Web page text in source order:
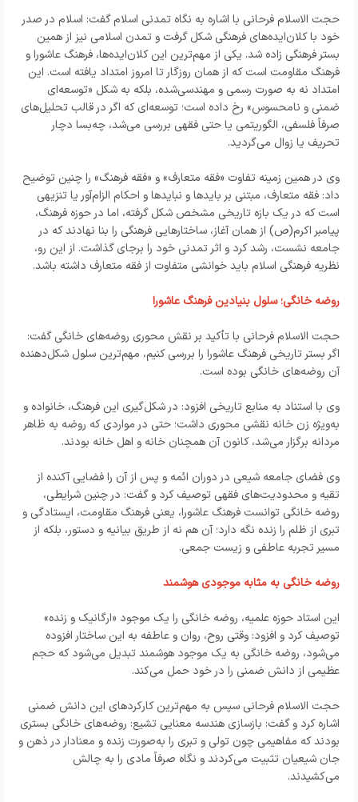
حجت الاسلام فرحانی با اشاره به نگاه تمدنی اسلام گفت: اسلام در صدر
خود با کلان‌ایده‌های فرهنگی شکل گرفت و تمدن اسلامی نیز از همین
بستر فرهنگی زاده شد. یکی از مهم‌ترین این کلان‌ایده‌ها، فرهنگ عاشورا و
فرهنگ مقاومت است که از همان روزگار تا امروز امتداد یافته است. این
امتداد نه به صورت رسمی و مهندسی‌شده، بلکه به شکل «توسعه‌ای
ضمنی و نامحسوس» رخ داده است؛ توسعه‌ای که اگر در قالب تحلیل‌های
صرفاً فلسفی، الگوریتمی یا حتی فقهی بررسی می‌شد، چه‌بسا دچار
تحریف یا زوال می‌گردید.
وی در همین زمینه تفاوت «فقه متعارف» و «فقه فرهنگ» را چنین توضیح
داد: فقه متعارف، مبتنی بر بایدها و نبایدها و احکام الزام‌آور یا تنزیهی
است که در یک بازه تاریخی مشخص شکل گرفته، اما در حوزه فرهنگ،
پیامبر اکرم(ص) از همان آغاز، ساختارهایی فرهنگی را بنا نهادند که در
جامعه نشست، رشد کرد و اثر تمدنی خود را برجای گذاشت. از این رو،
نظریه فرهنگی اسلام باید خوانشی متفاوت از فقه متعارف داشته باشد.
روضه خانگی؛ سلول بنیادین فرهنگ عاشورا
حجت الاسلام فرحانی با تأکید بر نقش محوری روضه‌های خانگی گفت:
اگر بستر تاریخی فرهنگ عاشورا را بررسی کنیم، مهم‌ترین سلول شکل‌دهنده
آن روضه‌های خانگی بوده است.
وی با استناد به منابع تاریخی افزود: در شکل‌گیری این فرهنگ، خانواده و
به‌ویژه زن خانه نقشی محوری داشت؛ حتی در مواردی که روضه به ظاهر
مردانه برگزار می‌شد، کانون آن همچنان خانه و اهل خانه بودند.
وی فضای جامعه شیعی در دوران ائمه و پس از آن را فضایی آکنده از
تقیه و محدودیت‌های فقهی توصیف کرد و گفت: در چنین شرایطی،
روضه خانگی توانست فرهنگ عاشورا، یعنی فرهنگ مقاومت، ایستادگی و
تبری از ظلم را زنده نگه دارد؛ آن هم نه از طریق بیانیه و دستور، بلکه از
مسیر تجربه عاطفی و زیست جمعی.
روضه خانگی به مثابه موجودی هوشمند
این استاد حوزه علمیه، روضه خانگی را یک موجود «ارگانیک و زنده»
توصیف کرد و افزود: وقتی روح، روان و عاطفه به این ساختار افزوده
می‌شود، روضه خانگی به یک موجود هوشمند تبدیل می‌شود که حجم
عظیمی از دانش ضمنی را در خود حمل می‌کند.
حجت الاسلام فرحانی سپس به مهم‌ترین کارکردهای این دانش ضمنی
اشاره کرد و گفت: بازسازی هندسه معنایی تشیع: روضه‌های خانگی بستری
بودند که مفاهیمی چون تولی و تبری را به‌صورت زنده و معنادار در ذهن و
جان شیعیان تثبیت می‌کردند و نگاه صرفاً مادی را به چالش
می‌کشیدند.